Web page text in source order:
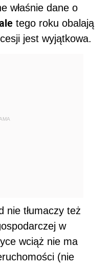
właśnie dane o
tego roku obalają
jest wyjątkowa.
nie tłumaczy też
w
wciąż nie ma
(nie